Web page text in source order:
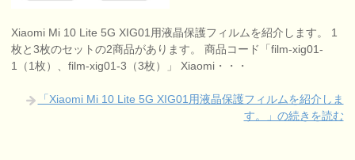
Xiaomi Mi 10 Lite 5G XIG01用液晶保護フィルムを紹介します。 1
枚と3枚のセットの2商品があります。 商品コード「film-xig01-
1（1枚）、film-xig01-3（3枚）」 Xiaomi・・・
「Xiaomi Mi 10 Lite 5G XIG01用液晶保護フィルムを紹介しま
す。」の続きを読む